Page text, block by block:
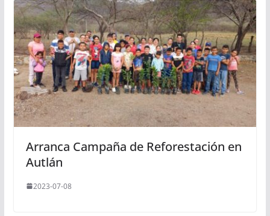
Arranca Campaña de Reforestación en
Autlán
2023-07-08